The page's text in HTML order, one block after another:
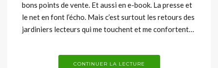
bons points de vente. Et aussi en e-book. La presse et
le net en font l’écho. Mais c’est surtout les retours des
jardiniers lecteurs qui me touchent et me confortent…
CONTINUER LA LECTURE